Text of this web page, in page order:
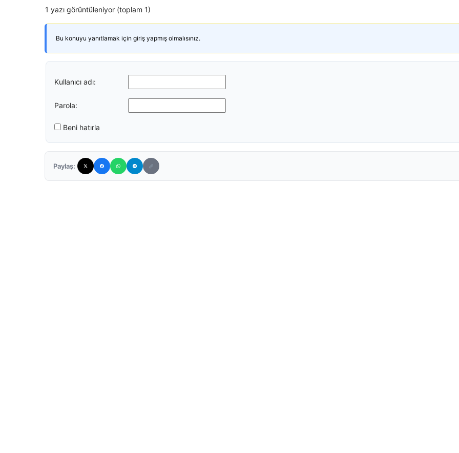
1 yazı görüntüleniyor (toplam 1)
Bu konuyu yanıtlamak için giriş yapmış olmalısınız.
Kullanıcı adı:
Parola:
Beni hatırla
Paylaş: